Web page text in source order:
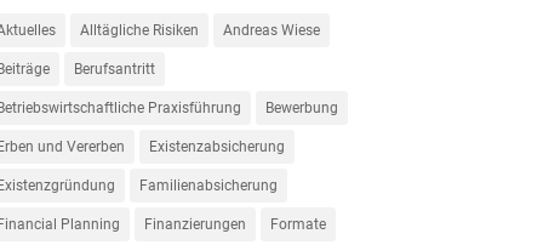
Alltägliche Risiken Andreas Wiese
Beiträge Berufsantritt
Betriebswirtschaftliche Praxisführung Bewerbung
Erben und Vererben Existenzabsicherung
Existenzgründung Familienabsicherung
Financial Planning Finanzierungen Formate